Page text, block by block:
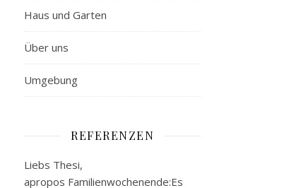
Haus und Garten
Über uns
Umgebung
REFERENZEN
Liebs Thesi,
apropos Familienwochenende:Es